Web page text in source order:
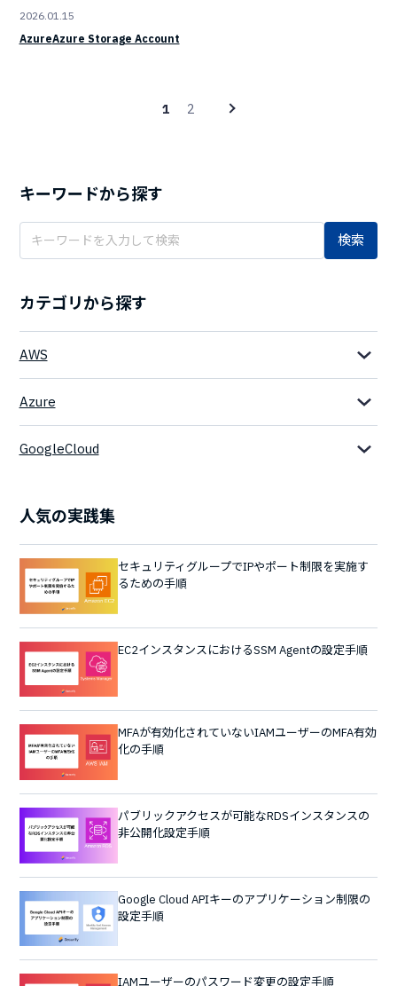
2026.01.15
AzureAzure Storage Account
1 2
キーワードから探す
検索
カテゴリから探す
AWS
Azure
GoogleCloud
人気の実践集
セキュリティグループでIPやポート制限を実施す
るための手順
EC2インスタンスにおけるSSM Agentの設定手順
MFAが有効化されていないIAMユーザーのMFA有効
化の手順
パブリックアクセスが可能なRDSインスタンスの
非公開化設定手順
Google Cloud APIキーのアプリケーション制限の
設定手順
IAMユーザーのパスワード変更の設定手順